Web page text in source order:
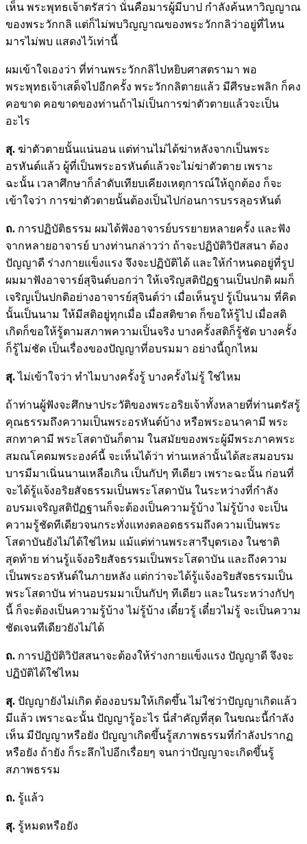
เห็น พระพุทธเจ้าตรัสว่า นั่นคือมารผู้มีบาป กำลังค้นหาวิญญาณ
ของพระวักกลิ แต่ก็ไม่พบวิญญาณของพระวักกลิว่าอยู่ที่ไหน
มารไม่พบ แสดงไว้เท่านี้
ผมเข้าใจเองว่า ที่ท่านพระวักกลิไปหยิบศาสตรามา พอ
พระพุทธเจ้าเสด็จไปอีกครั้ง พระวักกลิตายแล้ว มีศีรษะพลิก ก็คง
คอขาด คอขาดของท่านถ้าไม่เป็นการฆ่าตัวตายแล้วจะเป็น
อะไร
สุ. ฆ่าตัวตายนั้นแน่นอน แต่ท่านไม่ได้ฆ่าหลังจากเป็นพระ
อรหันต์แล้ว ผู้ที่เป็นพระอรหันต์แล้วจะไม่ฆ่าตัวตาย เพราะ
ฉะนั้น เวลาศึกษาก็ลำดับเทียบเคียงเหตุการณ์ให้ถูกต้อง ก็จะ
เข้าใจว่า การฆ่าตัวตายนั้นต้องเป็นไปก่อนการบรรลุอรหันต์
ถ. การปฏิบัติธรรม ผมได้ฟังอาจารย์บรรยายหลายครั้ง และฟัง
จากหลายอาจารย์ บางท่านกล่าวว่า ถ้าจะปฏิบัติวิปัสสนา ต้อง
ปัญญาดี ร่างกายแข็งแรง จึงจะปฏิบัติได้ และให้กำหนดอยู่ที่รูป
ผมมาฟังอาจารย์สุจินต์บอกว่า ให้เจริญสติปัฏฐานเป็นปกติ ผมก็
เจริญเป็นปกติอย่างอาจารย์สุจินต์ว่า เมื่อเห็นรูป รู้เป็นนาม ที่คิด
นั้นเป็นนาม ให้มีสติอยู่ทุกเมื่อ เมื่อสติขาด ก็ขอให้รู้ไป เมื่อสติ
เกิดก็ขอให้รู้ตามสภาพความเป็นจริง บางครั้งสติก็รู้ชัด บางครั้ง
ก็รู้ไม่ชัด เป็นเรื่องของปัญญาที่อบรมมา อย่างนี้ถูกไหม
สุ.ไม่เข้าใจว่า ทำไมบางครั้งรู้ บางครั้งไม่รู้ ใช่ไหม
ถ้าท่านผู้ฟังจะศึกษาประวัติของพระอริยเจ้าทั้งหลายที่ท่านตรัสรู้
คุณธรรมถึงความเป็นพระอรหันต์บ้าง หรือพระอนาคามี พระ
สกทาคามี พระโสดาบันก็ตาม ในสมัยของพระผู้มีพระภาคพระ
สมณโคดมพระองค์นี้ จะเห็นได้ว่า ท่านเหล่านั้นได้สะสมอบรม
บารมีมาเนิ่นนานเหลือเกิน เป็นกัปๆ ทีเดียว เพราะฉะนั้น ก่อนที่
จะได้รู้แจ้งอริยสัจธรรมเป็นพระโสดาบัน ในระหว่างที่กำลัง
อบรมเจริญสติปัฏฐานก็จะต้องเป็นความรู้บ้าง ไม่รู้บ้าง จะเป็น
ความรู้ชัดทีเดียวจนกระทั่งแทงตลอดธรรมถึงความเป็นพระ
โสดาบันยังไม่ได้ใช่ไหม แม้แต่ท่านพระสารีบุตรเอง ในชาติ
สุดท้าย ท่านรู้แจ้งอริยสัจธรรมเป็นพระโสดาบัน และถึงความ
เป็นพระอรหันต์ในภายหลัง แต่กว่าจะได้รู้แจ้งอริยสัจธรรมเป็น
พระโสดาบัน ท่านอบรมมาเป็นกัปๆ ทีเดียว และในระหว่างกัปๆ
นี้ ก็จะต้องเป็นความรู้บ้าง ไม่รู้บ้าง เดี๋ยวรู้ เดี๋ยวไม่รู้ จะเป็นความ
ชัดเจนทีเดียวยังไม่ได้
ถ. การปฏิบัติวิปัสสนาจะต้องให้ร่างกายแข็งแรง ปัญญาดี จึงจะ
ปฏิบัติได้ใช่ไหม
สุ. ปัญญายังไม่เกิด ต้องอบรมให้เกิดขึ้น ไม่ใช่ว่าปัญญาเกิดแล้ว
มีแล้ว เพราะฉะนั้น ปัญญารู้อะไร นี่สำคัญที่สุด ในขณะนี้กำลัง
เห็น มีปัญญาหรือยัง ปัญญาเกิดขึ้นรู้สภาพธรรมที่กำลังปรากฏ
หรือยัง ถ้ายัง ก็ระลึกไปอีกเรื่อยๆ จนกว่าปัญญาจะเกิดขึ้นรู้
สภาพธรรม
ถ. รู้แล้ว
สุ. รู้หมดหรือยัง